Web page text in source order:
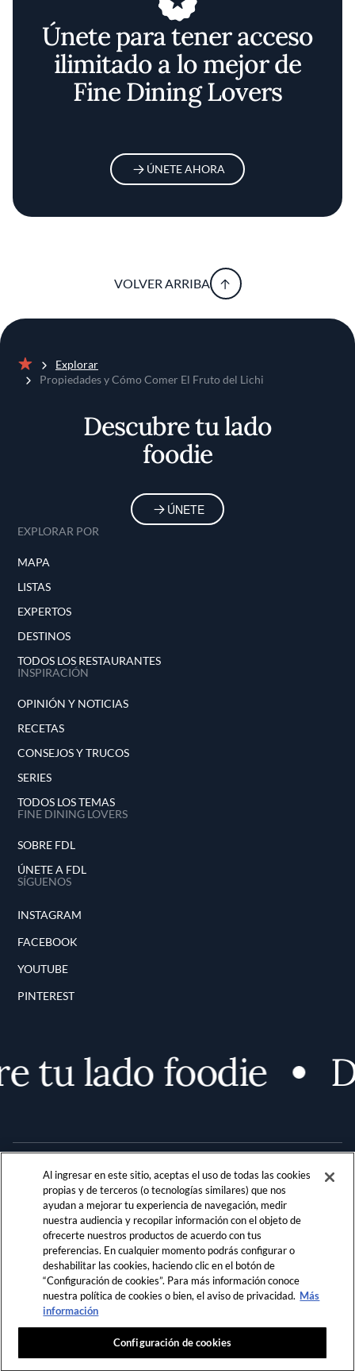
Únete para tener acceso
ilimitado a lo mejor de
Fine Dining Lovers
ÚNETE AHORA
VOLVER ARRIBA
Inicio
Explorar
Propiedades y Cómo Comer El Fruto del Lichi
Descubre tu lado
foodie
ÚNETE
EXPLORAR POR
MAPA
LISTAS
EXPERTOS
DESTINOS
TODOS LOS RESTAURANTES
INSPIRACIÓN
OPINIÓN Y NOTICIAS
RECETAS
CONSEJOS Y TRUCOS
SERIES
TODOS LOS TEMAS
FINE DINING LOVERS
SOBRE FDL
ÚNETE A FDL
SÍGUENOS
INSTAGRAM
FACEBOOK
YOUTUBE
PINTEREST
tu lado foodie
Terms and Conditions
PRIVACIDAD
REGLAMENTO DE LA COMUNIDAD
LOCATION & LANGUAGE
¡No te lo pierdas!Regístrate ahora para obtener
acceso ilimitado a las historias seleccionadas de
FDL.
ÚNETE AHORAoACCEDER
Al ingresar en este sitio, aceptas el uso de todas las cookies
propias y de terceros (o tecnologías similares) que nos
ayudan a mejorar tu experiencia de navegación, medir
nuestra audiencia y recopilar información con el objeto de
ofrecerte nuestros productos de acuerdo con tus
preferencias. En cualquier momento podrás configurar o
deshabilitar las cookies, haciendo clic en el botón de
“Configuración de cookies”. Para más información conoce
nuestra política de cookies o bien, el aviso de privacidad. Más
información
Configuración de cookies